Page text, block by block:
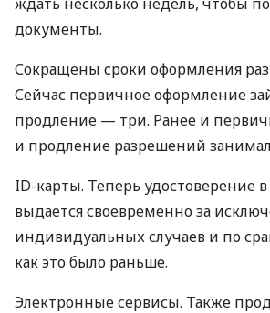
документы.
Сокращены сроки оформления
Сейчас первичное оформление
продление — три. Ранее и
и продление разрешений
ID-карты. Теперь удостоверение
выдается своевременно за
индивидуальных случаев и по
как это было раньше.
Электронные сервисы. Также